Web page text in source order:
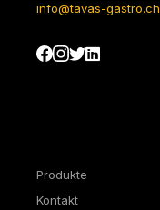
info@tavas-gastro.ch
Produkte
Kontakt